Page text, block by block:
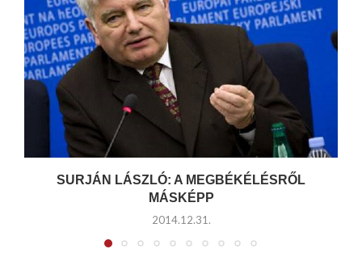
SURJÁN LÁSZLÓ: A MEGBÉKÉLÉSRŐL
MÁSKÉPP
2014.12.31.